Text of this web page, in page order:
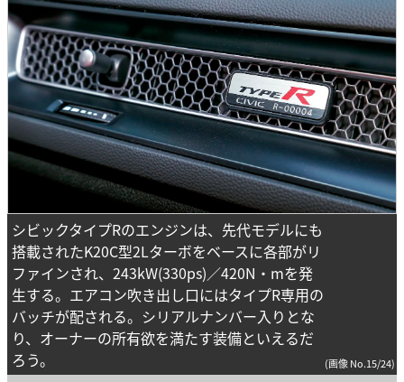
シビックタイプRのエンジンは、先代モデルにも
搭載されたK20C型2Lターボをベースに各部がリ
ファインされ、243kW(330ps)／420N・mを発
生する。エアコン吹き出し口にはタイプR専用の
バッチが配される。シリアルナンバー入りとな
り、オーナーの所有欲を満たす装備といえるだ
ろう。
(画像 No.15/24)